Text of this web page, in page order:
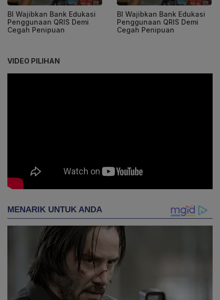
BI Wajibkan Bank Edukasi
Penggunaan QRIS Demi
Cegah Penipuan
BI Wajibkan Bank Edukasi
Penggunaan QRIS Demi
Cegah Penipuan
VIDEO PILIHAN